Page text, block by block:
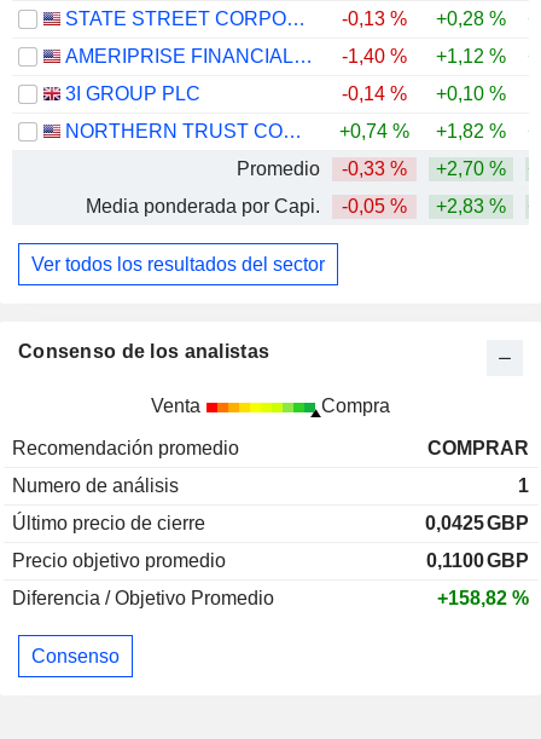
STATE STREET CORPORATION
-0,13 % +0,28 %
AMERIPRISE FINANCIAL, INC.
-1,40 % +1,12 %
3I GROUP PLC
-0,14 % +0,10 %
NORTHERN TRUST CORPORATION
+0,74 % +1,82 %
Promedio
-0,33 % +2,70 %
Media ponderada por Capi.
-0,05 % +2,83 %
Ver todos los resultados del sector
Consenso de los analistas
Venta Compra
Recomendación promedio
COMPRAR
Numero de análisis
1
Último precio de cierre
0,0425GBP
Precio objetivo promedio
0,1100GBP
Diferencia / Objetivo Promedio
+158,82 %
Consenso